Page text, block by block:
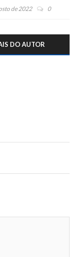
de 2022 0
DO AUTOR